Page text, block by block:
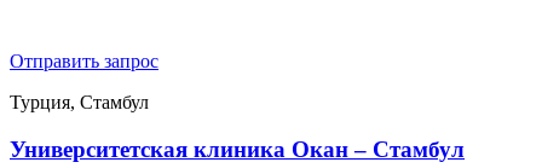
Отправить запрос
Турция, Стамбул
Университетская клиника Окан – Стамбул